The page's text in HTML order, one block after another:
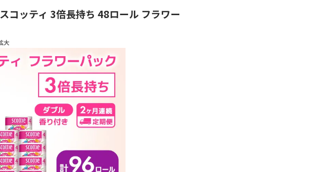
コッティ 3倍長持ち 48ロール フラワー
大